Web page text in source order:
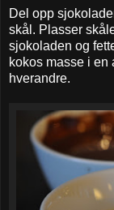
Del opp
skål. Plasser
sjokoladen og
kokos masse i en
hverandre.